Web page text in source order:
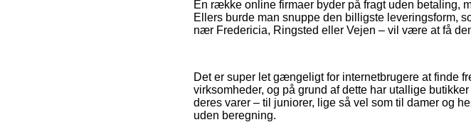
En række online firmaer byder på fragt uden betaling,
Ellers burde man snuppe den billigste leveringsform,
nær Fredericia, Ringsted eller Vejen – vil være at få
Det er super let gængeligt for internetbrugere at finde
virksomheder, og på grund af dette har utallige
deres varer – til juniorer, lige så vel som til damer og
uden beregning.